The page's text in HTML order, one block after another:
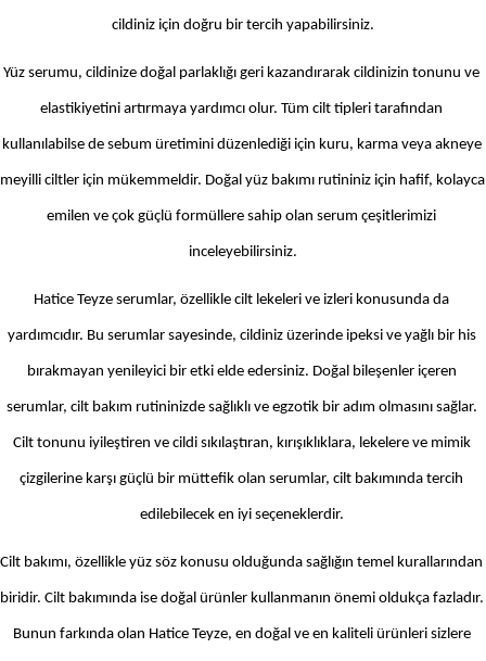
cildiniz için doğru bir tercih yapabilirsiniz.
Yüz serumu, cildinize doğal parlaklığı geri kazandırarak cildinizin tonunu ve
elastikiyetini artırmaya yardımcı olur. Tüm cilt tipleri tarafından
kullanılabilse de sebum üretimini düzenlediği için kuru, karma veya akneye
meyilli ciltler için mükemmeldir. Doğal yüz bakımı rutininiz için hafif, kolayca
emilen ve çok güçlü formüllere sahip olan serum çeşitlerimizi
inceleyebilirsiniz.
Hatice Teyze serumlar, özellikle cilt lekeleri ve izleri konusunda da
yardımcıdır. Bu serumlar sayesinde, cildiniz üzerinde ipeksi ve yağlı bir his
bırakmayan yenileyici bir etki elde edersiniz. Doğal bileşenler içeren
serumlar, cilt bakım rutininizde sağlıklı ve egzotik bir adım olmasını sağlar.
Cilt tonunu iyileştiren ve cildi sıkılaştıran, kırışıklıklara, lekelere ve mimik
çizgilerine karşı güçlü bir müttefik olan serumlar, cilt bakımında tercih
edilebilecek en iyi seçeneklerdir.
Cilt bakımı, özellikle yüz söz konusu olduğunda sağlığın temel kurallarından
biridir. Cilt bakımında ise doğal ürünler kullanmanın önemi oldukça fazladır.
Bunun farkında olan Hatice Teyze, en doğal ve en kaliteli ürünleri sizlere